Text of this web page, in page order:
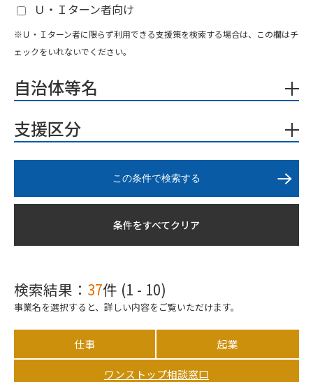
Ｕ・Ｉターン者向け
※Ｕ・Ｉターン者に限らず利用できる支援策を検索する場合は、この欄はチ
ェックをいれないでください。
自治体等名
支援区分
この条件で検索する
条件をすべてクリア
検索結果： 37件 (1 - 10)
事業名を選択すると、詳しい内容をご覧いただけます。
仕事 起業
ワンストップ相談窓口